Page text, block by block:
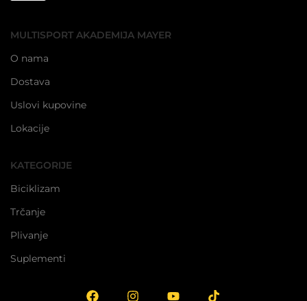
MULTISPORT AKADEMIJA MAYER
O nama
Dostava
Uslovi kupovine
Lokacije
KATEGORIJE
Biciklizam
Trčanje
Plivanje
Suplementi